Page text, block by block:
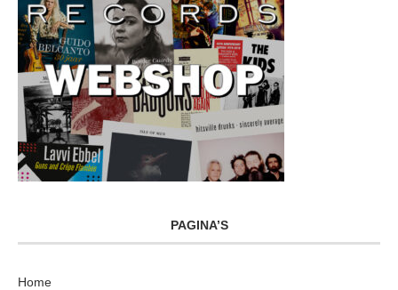
PAGINA’S
Home